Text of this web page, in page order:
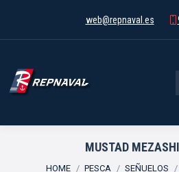
web@repnaval.es
MUSTAD
You are here:
HOME PESCA SEÑUELOS